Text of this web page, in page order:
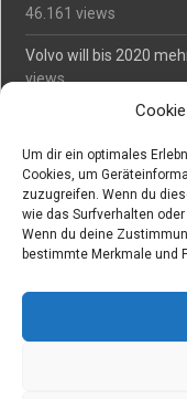
Um dir ein optimales
Cookies, um
zuzugreifen. Wenn du
wie das Surfverhalten
Wenn du deine
bestimmte Merkmale und
46.161 views
Volvo will bis 2020
views
Mäßiges Interesse an
O-Ton: Wer muss
zahlen? - 42.378 views
Kollegengespräch:
Suchen bei